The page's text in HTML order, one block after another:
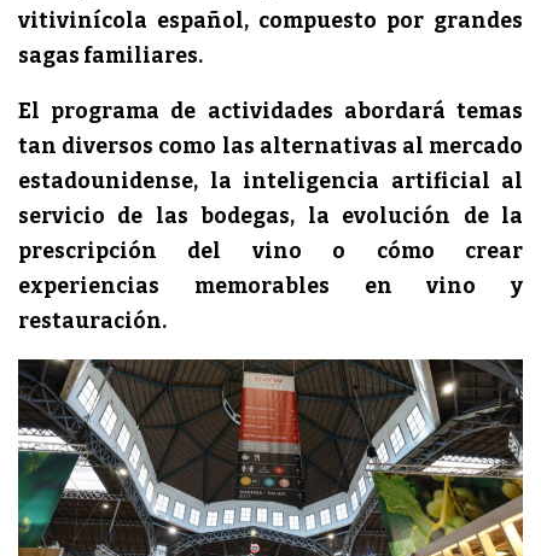
vitivinícola español, compuesto por grandes
sagas familiares.
El programa de actividades abordará temas
tan diversos como las alternativas al mercado
estadounidense, la inteligencia artificial al
servicio de las bodegas, la evolución de la
prescripción del vino o cómo crear
experiencias memorables en vino y
restauración.